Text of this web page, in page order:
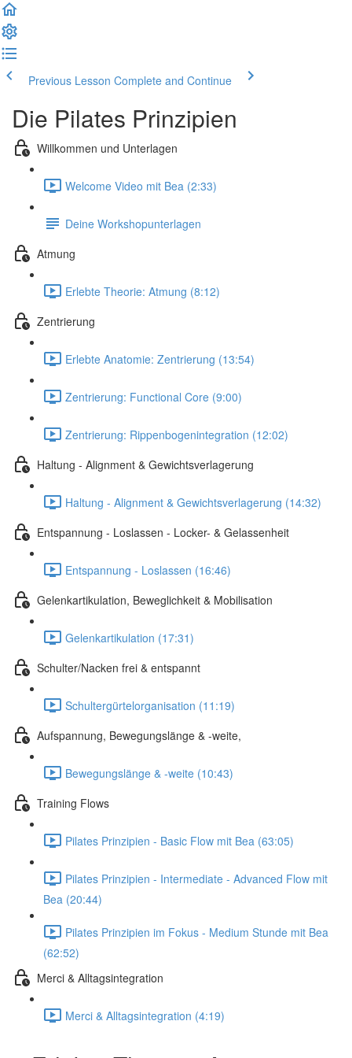
Previous Lesson Complete and Continue
Die Pilates Prinzipien
Willkommen und Unterlagen
Welcome Video mit Bea (2:33)
Deine Workshopunterlagen
Atmung
Erlebte Theorie: Atmung (8:12)
Zentrierung
Erlebte Anatomie: Zentrierung (13:54)
Zentrierung: Functional Core (9:00)
Zentrierung: Rippenbogenintegration (12:02)
Haltung - Alignment & Gewichtsverlagerung
Haltung - Alignment & Gewichtsverlagerung (14:32)
Entspannung - Loslassen - Locker- & Gelassenheit
Entspannung - Loslassen (16:46)
Gelenkartikulation, Beweglichkeit & Mobilisation
Gelenkartikulation (17:31)
Schulter/Nacken frei & entspannt
Schultergürtelorganisation (11:19)
Aufspannung, Bewegungslänge & -weite,
Bewegungslänge & -weite (10:43)
Training Flows
Pilates Prinzipien - Basic Flow mit Bea (63:05)
Pilates Prinzipien - Intermediate - Advanced Flow mit
Bea (20:44)
Pilates Prinzipien im Fokus - Medium Stunde mit Bea
(62:52)
Merci & Alltagsintegration
Merci & Alltagsintegration (4:19)